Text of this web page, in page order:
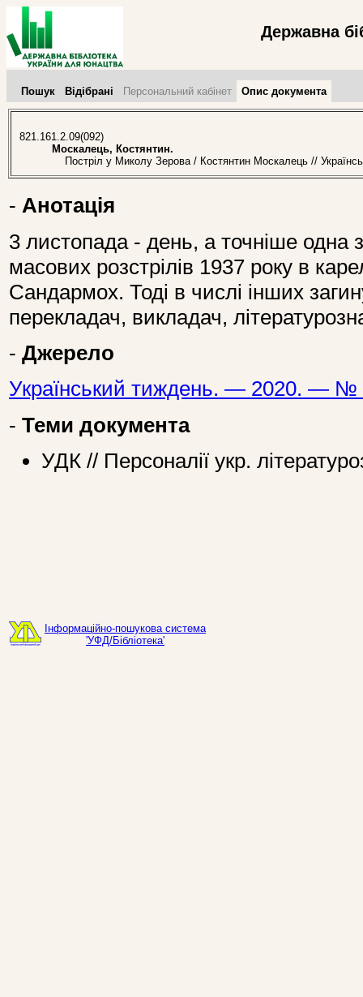
Державна
Пошук Відібрані Персональний кабінет Опис документа
821.161.2.09(092)
Москалець, Костянтин.
Постріл у Миколу Зерова / Костянтин Москалець //
- Анотація
3 листопада - день, а точніше одна
масових розстрілів 1937 року в
Сандармох. Тоді в числі інших
перекладач, викладач,
- Джерело
Український тиждень. — 2020. — №
- Теми документа
УДК // Персоналії укр.
Інформаційно-пошукова система
'УФД/Бібліотека'